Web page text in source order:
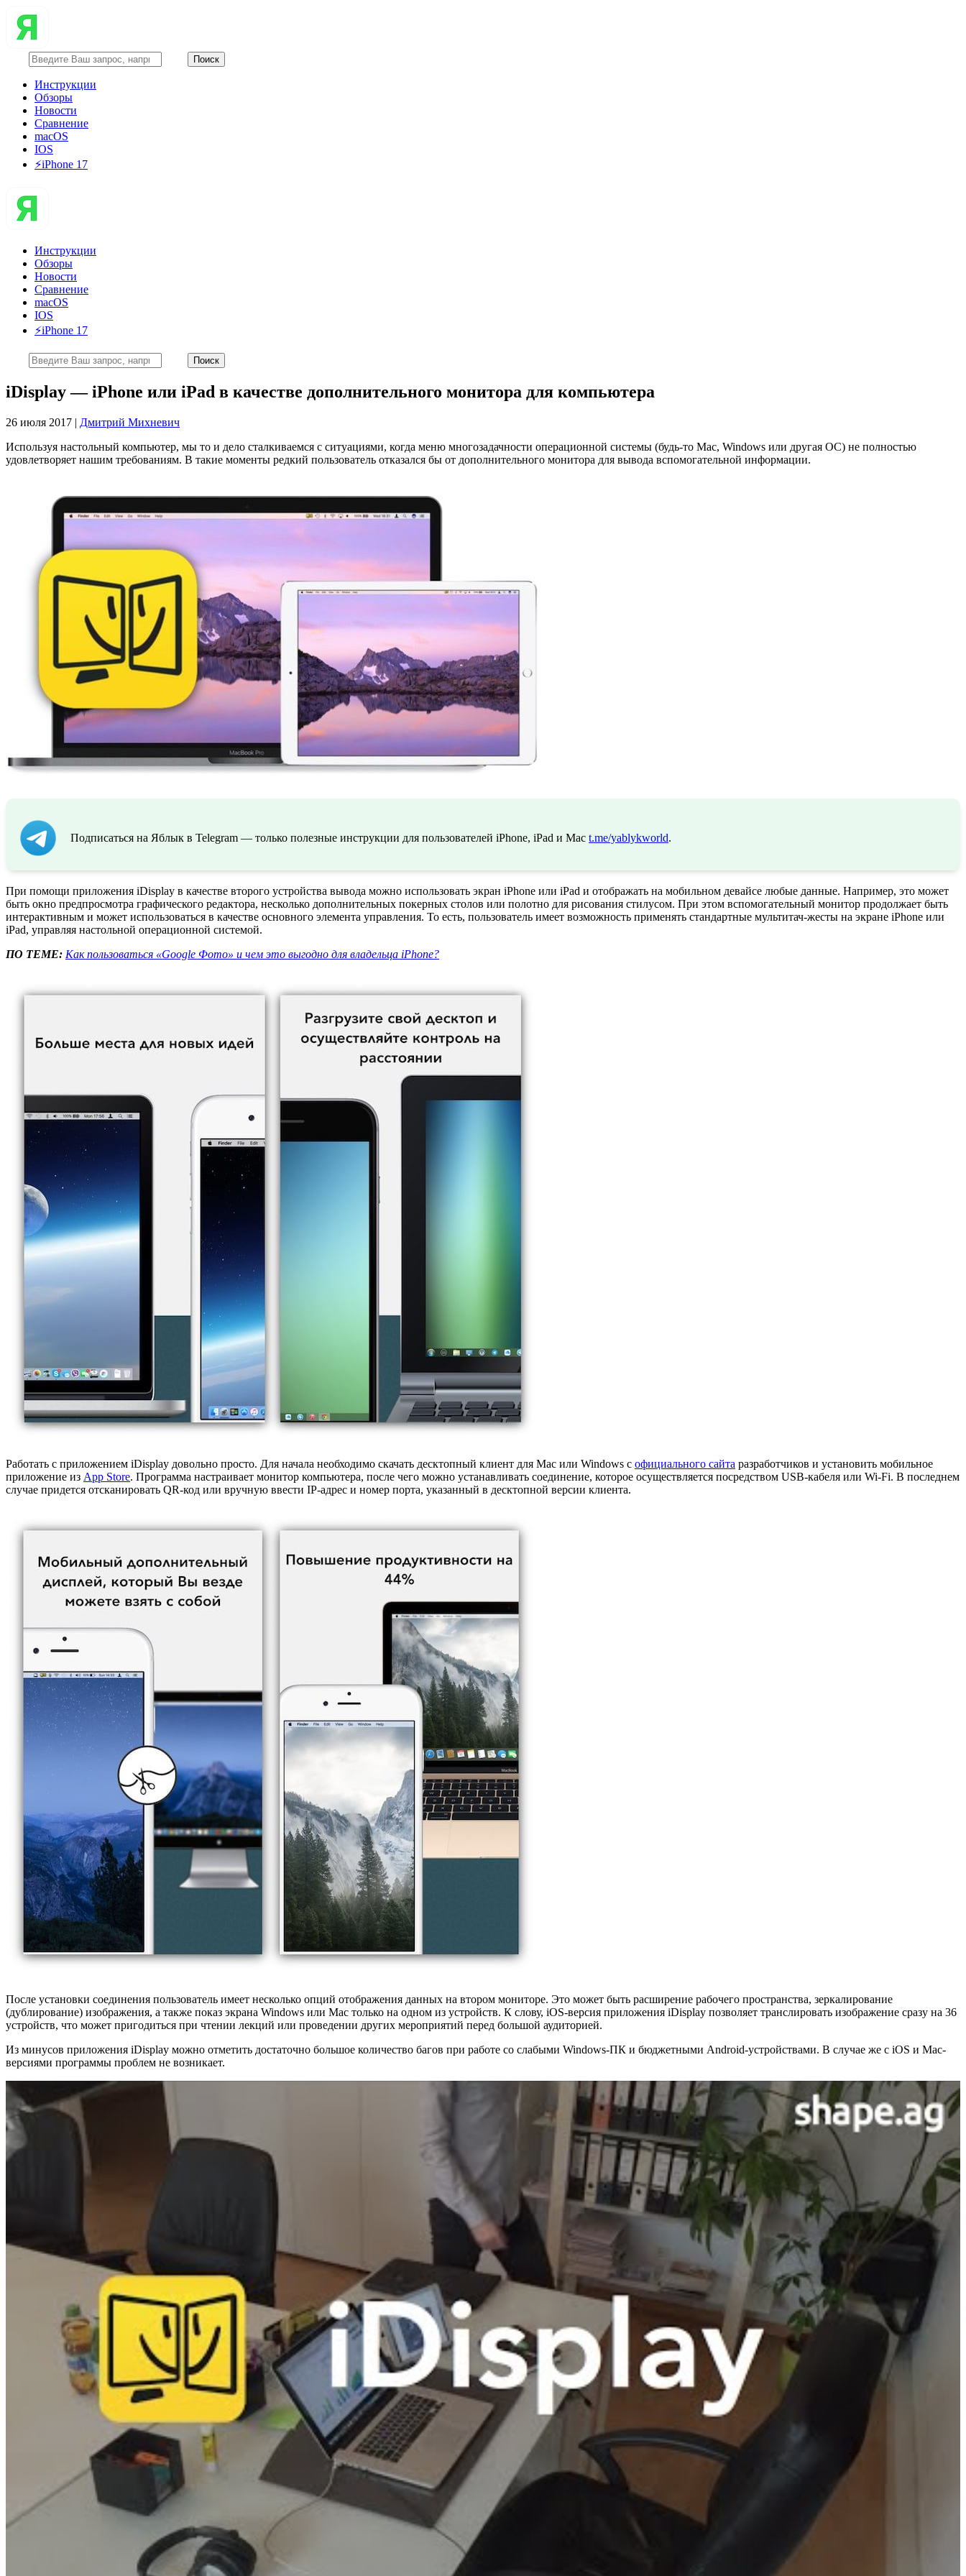
Инструкции
Обзоры
Новости
Сравнение
macOS
IOS
⚡️iPhone 17
Инструкции
Обзоры
Новости
Сравнение
macOS
IOS
⚡️iPhone 17
iDisplay — iPhone или iPad в качестве дополнительного монитора для компьютера
26 июля 2017 | Дмитрий Михневич
Используя настольный компьютер, мы то и дело сталкиваемся с ситуациями, когда меню многозадачности операционной системы (будь-то Mac, Windows или другая ОС) не полностью
удовлетворяет нашим требованиям. В такие моменты редкий пользователь отказался бы от дополнительного монитора для вывода вспомогательной информации.
Подписаться на Яблык в Telegram — только полезные инструкции для пользователей iPhone, iPad и Mac t.me/yablykworld.
При помощи приложения iDisplay в качестве второго устройства вывода можно использовать экран iPhone или iPad и отображать на мобильном девайсе любые данные. Например, это может
быть окно предпросмотра графического редактора, несколько дополнительных покерных столов или полотно для рисования стилусом. При этом вспомогательный монитор продолжает быть
интерактивным и может использоваться в качестве основного элемента управления. То есть, пользователь имеет возможность применять стандартные мультитач-жесты на экране iPhone или
iPad, управляя настольной операционной системой.
ПО ТЕМЕ: Как пользоваться «Google Фото» и чем это выгодно для владельца iPhone?
Работать с приложением iDisplay довольно просто. Для начала необходимо скачать десктопный клиент для Mac или Windows с официального сайта разработчиков и установить мобильное
приложение из App Store. Программа настраивает монитор компьютера, после чего можно устанавливать соединение, которое осуществляется посредством USB-кабеля или Wi-Fi. В последнем
случае придется отсканировать QR-код или вручную ввести IP-адрес и номер порта, указанный в десктопной версии клиента.
После установки соединения пользователь имеет несколько опций отображения данных на втором мониторе. Это может быть расширение рабочего пространства, зеркалирование
(дублирование) изображения, а также показ экрана Windows или Mac только на одном из устройств. К слову, iOS-версия приложения iDisplay позволяет транслировать изображение сразу на 36
устройств, что может пригодиться при чтении лекций или проведении других мероприятий перед большой аудиторией.
Из минусов приложения iDisplay можно отметить достаточно большое количество багов при работе со слабыми Windows-ПК и бюджетными Android-устройствами. В случае же с iOS и Mac-
версиями программы проблем не возникает.